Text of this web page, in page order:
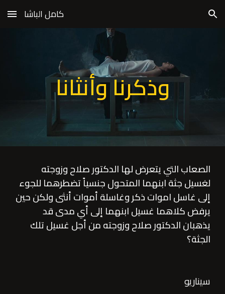
Skip to main content Skip to navigation كامل الباشا
وذكرنا وأنثانا
الجثة؟
سيناريو